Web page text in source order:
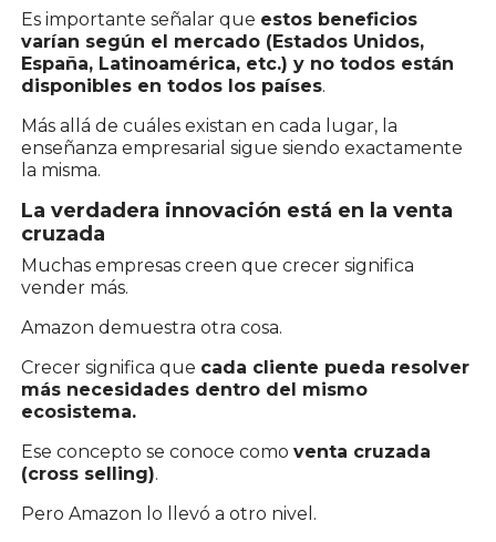
Es importante señalar que estos beneficios
varían según el mercado (Estados Unidos,
España, Latinoamérica, etc.) y no todos están
disponibles en todos los países.
Más allá de cuáles existan en cada lugar, la
enseñanza empresarial sigue siendo exactamente
la misma.
La verdadera innovación está en la venta
cruzada
Muchas empresas creen que crecer significa
vender más.
Amazon demuestra otra cosa.
Crecer significa que cada cliente pueda resolver
más necesidades dentro del mismo
ecosistema.
Ese concepto se conoce como venta cruzada
(cross selling).
Pero Amazon lo llevó a otro nivel.